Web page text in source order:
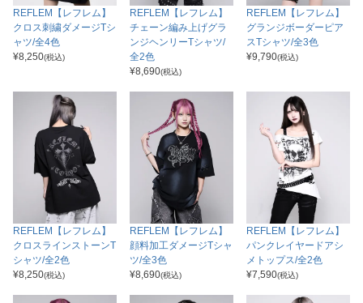
REFLEM【レフレム】
クロス刺繍ダメージTシ
ャツ/全4色
¥8,250(税込)
REFLEM【レフレム】
チェーン編み上げグラ
ンジヘンリーTシャツ/
全2色
¥8,690(税込)
REFLEM【レフレム】
グランジボーダーピア
スTシャツ/全3色
¥9,790(税込)
REFLEM【レフレム】
クロスラインストーンT
シャツ/全2色
¥8,250(税込)
REFLEM【レフレム】
顔料加工ダメージTシャ
ツ/全3色
¥8,690(税込)
REFLEM【レフレム】
パンクレイヤードアシ
メトップス/全2色
¥7,590(税込)